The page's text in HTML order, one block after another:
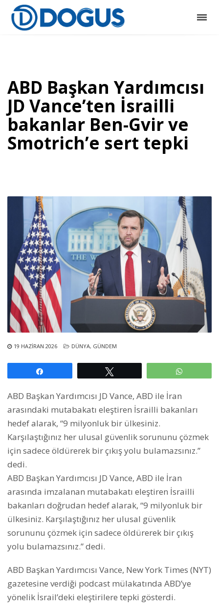
ABD Başkan Yardımcısı
JD Vance’ten İsrailli
bakanlar Ben-Gvir ve
Smotrich’e sert tepki
19 HAZIRAN 2026 DÜNYA, GÜNDEM
ABD Başkan Yardımcısı JD Vance, ABD ile İran
arasındaki mutabakatı eleştiren İsrailli bakanları
hedef alarak, “9 milyonluk bir ülkesiniz.
Karşılaştığınız her ulusal güvenlik sorununu çözmek
için sadece öldürerek bir çıkış yolu bulamazsınız.”
dedi.
ABD Başkan Yardımcısı JD Vance, ABD ile İran
arasında imzalanan mutabakatı eleştiren İsrailli
bakanları doğrudan hedef alarak, “9 milyonluk bir
ülkesiniz. Karşılaştığınız her ulusal güvenlik
sorununu çözmek için sadece öldürerek bir çıkış
yolu bulamazsınız.” dedi.
ABD Başkan Yardımcısı Vance, New York Times (NYT)
gazetesine verdiği podcast mülakatında ABD’ye
yönelik İsrail’deki eleştirilere tepki gösterdi.